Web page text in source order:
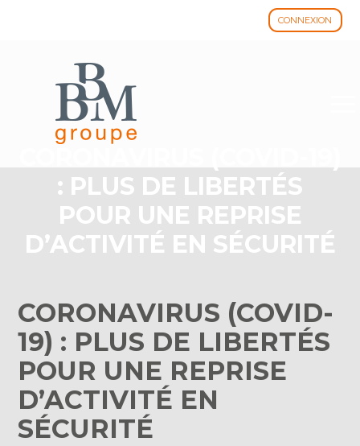
CONNEXION
: PLUS DE LIBERTÉS
POUR UNE REPRISE
D’ACTIVITÉ EN SÉCURITÉ
CORONAVIRUS (COVID-
19) : PLUS DE LIBERTÉS
POUR UNE REPRISE
D’ACTIVITÉ EN
SÉCURITÉ